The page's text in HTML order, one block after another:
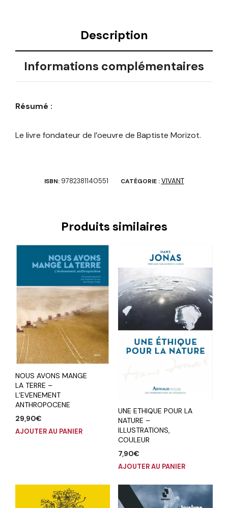
Description
Informations complémentaires
Résumé :
Le livre fondateur de l’oeuvre de Baptiste Morizot.
ISBN: 9782381140551 CATÉGORIE :VIVANT
Produits similaires
NOUS AVONS MANGE
LA TERRE –
L’EVENEMENT
ANTHROPOCENE
29,90€
AJOUTER AU PANIER
UNE ETHIQUE POUR LA
NATURE –
ILLUSTRATIONS,
COULEUR
7,90€
AJOUTER AU PANIER